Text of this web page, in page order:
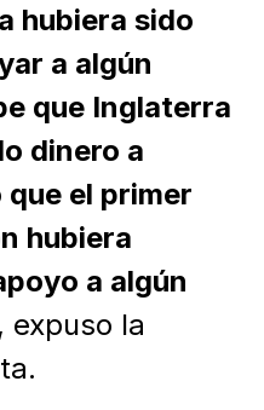
hubiera sido
a algún
que Inglaterra
dinero a
que el primer
hubiera
a algún
, expuso la